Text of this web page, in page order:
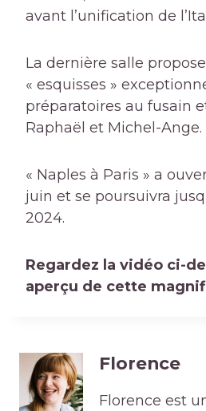
avant l’unification de
La dernière salle
« esquisses »
préparatoires au fusain
Raphaël et Michel-Ange.
« Naples à Paris » a
juin et se poursuivra
2024.
Regardez la vidéo ci-
aperçu de cette
Florence
Florence est